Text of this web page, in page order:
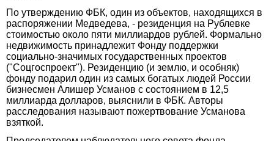
По утверждению ФБК, один из объектов, находящихся в
распоряжении Медведева, - резиденция на Рублевке
стоимостью около пяти миллиардов рублей. Формально
недвижимость принадлежит Фонду поддержки
социально-значимых государственных проектов
("Соцгоспроект"). Резиденцию (и землю, и особняк)
фонду подарил один из самых богатых людей России
бизнесмен Алишер Усманов с состоянием в 12,5
миллиарда долларов, выяснили в ФБК. Авторы
расследования называют пожертвование Усманова
взяткой.